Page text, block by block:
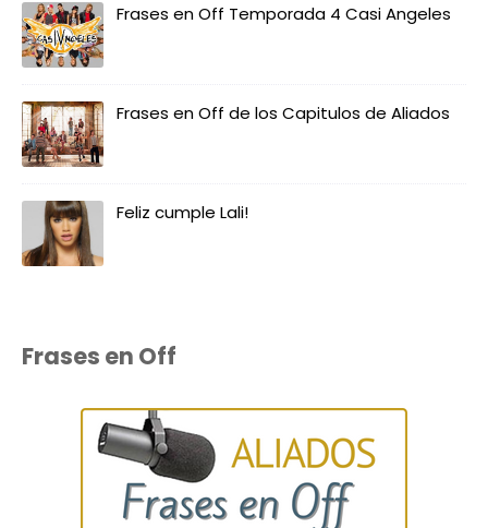
Frases en Off Temporada 4 Casi Angeles
Frases en Off de los Capitulos de Aliados
Feliz cumple Lali!
Frases en Off